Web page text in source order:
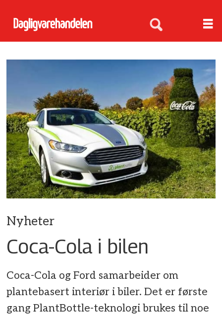
Nyheter
Coca-Cola i bilen
Coca-Cola og Ford samarbeider om
plantebasert interiør i biler. Det er første
gang PlantBottle-teknologi brukes til noe